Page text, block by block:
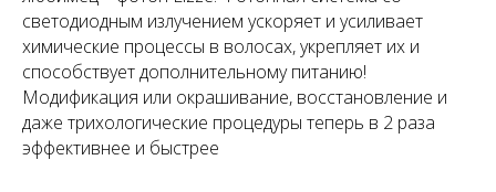
светодиодным излучением ускоряет и усиливает
химические процессы в волосах, укрепляет их и
способствует дополнительному питанию!
Модификация или окрашивание, восстановление и
даже трихологические процедуры теперь в 2 раза
эффективнее и быстрее